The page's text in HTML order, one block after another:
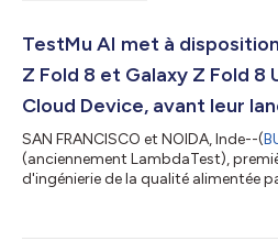
TestMu AI met à
Z Fold 8 et Galaxy Z Fold 8
Cloud Device, avant leur
SAN FRANCISCO et NOIDA, Inde--(
(anciennement LambdaTest),
d'ingénierie de la qualité alimentée
Device Cloud. Les deux appareils,